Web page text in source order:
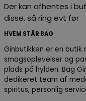
Der kan afhentes i
disse, så ring evt før
HVEM STÅR BAG
Ginbutikken er en butik
smagsoplevelser og
plads på hylden. Bag
dedikeret team af
spiritus, personlig